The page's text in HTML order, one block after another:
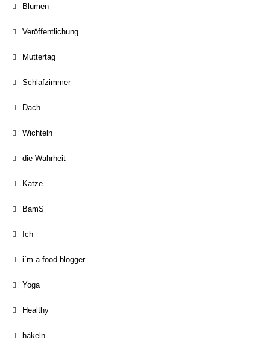
Blumen
Veröffentlichung
Muttertag
Schlafzimmer
Dach
Wichteln
die Wahrheit
Katze
BamS
Ich
i´m a food-blogger
Yoga
Healthy
häkeln